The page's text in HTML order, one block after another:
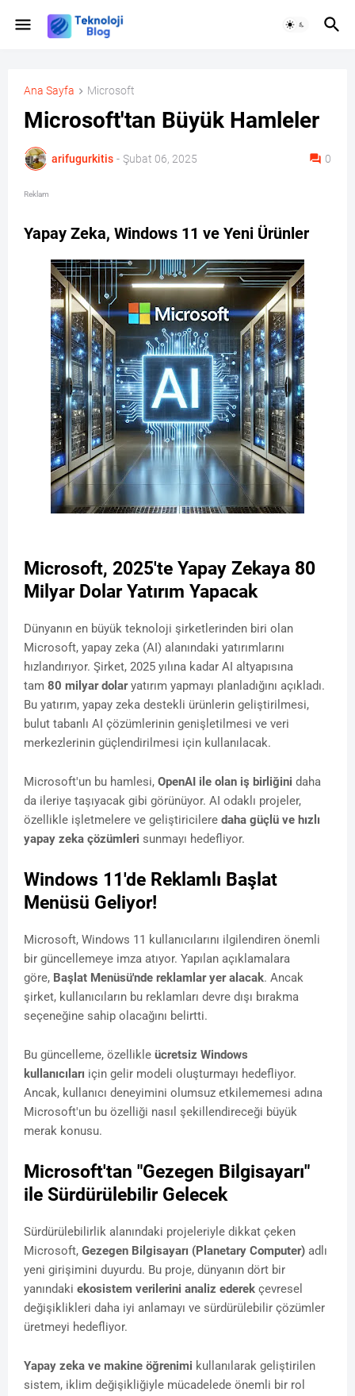
Ana Sayfa Microsoft
Microsoft'tan Büyük Hamleler
arifugurkitis - Şubat 06, 2025 0
Reklam
Yapay Zeka, Windows 11 ve Yeni Ürünler
Microsoft, 2025'te Yapay Zekaya 80
Milyar Dolar Yatırım Yapacak
Dünyanın en büyük teknoloji şirketlerinden biri olan
Microsoft, yapay zeka (AI) alanındaki yatırımlarını
hızlandırıyor. Şirket, 2025 yılına kadar AI altyapısına
tam 80 milyar dolaryatırım yapmayı planladığını açıkladı.
Bu yatırım, yapay zeka destekli ürünlerin geliştirilmesi,
bulut tabanlı AI çözümlerinin genişletilmesi ve veri
merkezlerinin güçlendirilmesi için kullanılacak.
Microsoft'un bu hamlesi, OpenAI ile olan iş birliğini daha
da ileriye taşıyacak gibi görünüyor. AI odaklı projeler,
özellikle işletmelere ve geliştiricilere daha güçlü ve hızlı
yapay zeka çözümleri sunmayı hedefliyor.
Windows 11'de Reklamlı Başlat
Menüsü Geliyor!
Microsoft, Windows 11 kullanıcılarını ilgilendiren önemli
bir güncellemeye imza atıyor. Yapılan açıklamalara
göre, Başlat Menüsü'nde reklamlar yer alacak. Ancak
şirket, kullanıcıların bu reklamları devre dışı bırakma
seçeneğine sahip olacağını belirtti.
Bu güncelleme, özellikle ücretsiz Windows
kullanıcıları için gelir modeli oluşturmayı hedefliyor.
Ancak, kullanıcı deneyimini olumsuz etkilememesi adına
Microsoft'un bu özelliği nasıl şekillendireceği büyük
merak konusu.
Microsoft'tan "Gezegen Bilgisayarı"
ile Sürdürülebilir Gelecek
Sürdürülebilirlik alanındaki projeleriyle dikkat çeken
Microsoft, Gezegen Bilgisayarı (Planetary Computer) adlı
yeni girişimini duyurdu. Bu proje, dünyanın dört bir
yanındaki ekosistem verilerini analiz ederek çevresel
değişiklikleri daha iyi anlamayı ve sürdürülebilir çözümler
üretmeyi hedefliyor.
Yapay zeka ve makine öğrenimi kullanılarak geliştirilen
sistem, iklim değişikliğiyle mücadelede önemli bir rol